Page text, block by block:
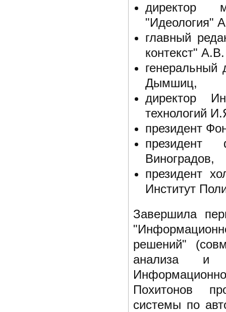
директор
"Идеология"
главный
контекст"
Дымшиц,
директор
технологий
президент
президент
Виноградов,
президент
Институт
Завершила
решений"
анализа и
Похитонов
системы по